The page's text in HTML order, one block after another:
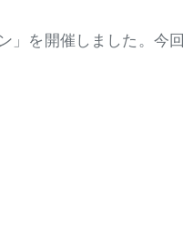
」を開催しました。今回